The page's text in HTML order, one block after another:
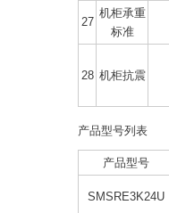
27
机柜承重
标准
28 机柜抗震
产品型号列表
产品型号
SMSRE3K24U